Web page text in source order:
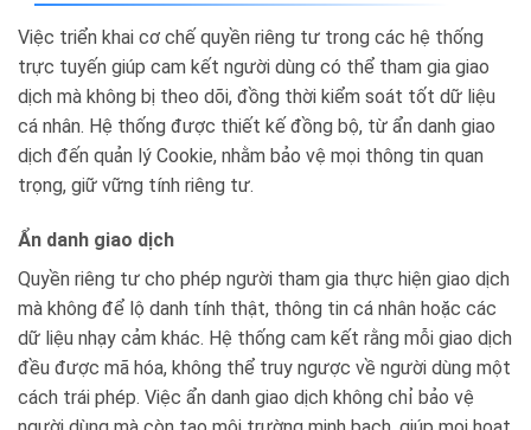
Việc triển khai cơ chế quyền riêng tư trong các hệ thống
trực tuyến giúp cam kết người dùng có thể tham gia giao
dịch mà không bị theo dõi, đồng thời kiểm soát tốt dữ liệu
cá nhân. Hệ thống được thiết kế đồng bộ, từ ẩn danh giao
dịch đến quản lý Cookie, nhằm bảo vệ mọi thông tin quan
trọng, giữ vững tính riêng tư.
Ẩn danh giao dịch
Quyền riêng tư cho phép người tham gia thực hiện giao dịch
mà không để lộ danh tính thật, thông tin cá nhân hoặc các
dữ liệu nhạy cảm khác. Hệ thống cam kết rằng mỗi giao dịch
đều được mã hóa, không thể truy ngược về người dùng một
cách trái phép. Việc ẩn danh giao dịch không chỉ bảo vệ